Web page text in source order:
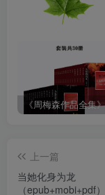
上一篇
当她化身为龙
（epub+mobi+pdf）